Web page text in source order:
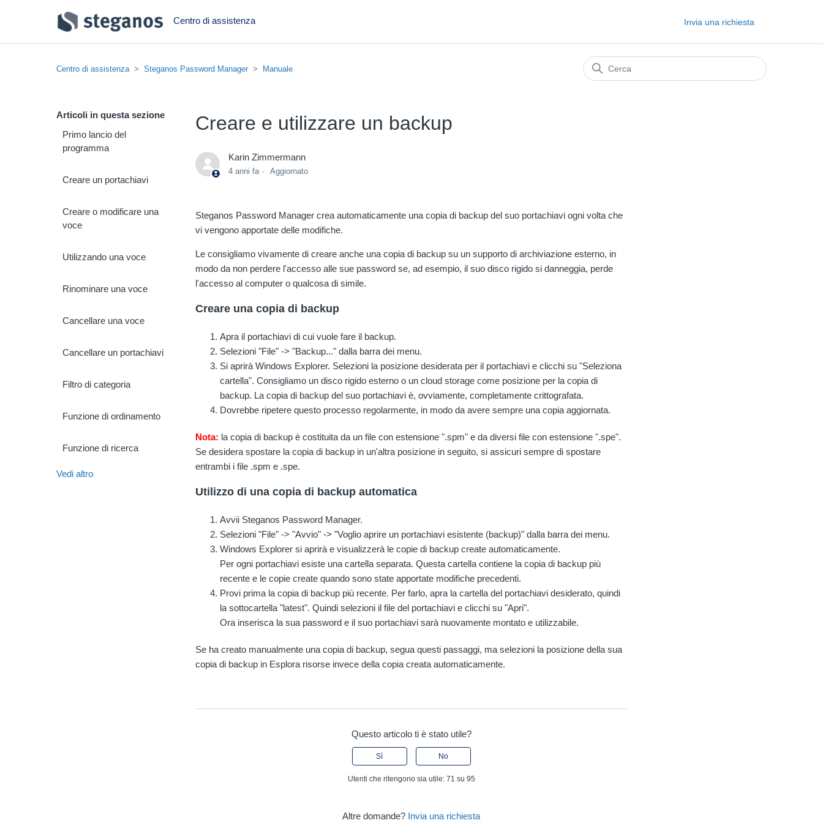
Centro di assistenza Invia una richiesta
Centro di assistenza Steganos Password Manager Manuale
Articoli in questa sezione
Primo lancio del
programma
Creare un portachiavi
Creare o modificare una
voce
Utilizzando una voce
Rinominare una voce
Cancellare una voce
Cancellare un portachiavi
Filtro di categoria
Funzione di ordinamento
Funzione di ricerca
Vedi altro
Creare e utilizzare un backup
Karin Zimmermann
4 anni fa Aggiornato
Steganos Password Manager crea automaticamente una copia di backup del suo portachiavi ogni volta che
vi vengono apportate delle modifiche.
Le consigliamo vivamente di creare anche una copia di backup su un supporto di archiviazione esterno, in
modo da non perdere l'accesso alle sue password se, ad esempio, il suo disco rigido si danneggia, perde
l'accesso al computer o qualcosa di simile.
Creare una copia di backup
Apra il portachiavi di cui vuole fare il backup.
Selezioni "File" -> "Backup..." dalla barra dei menu.
Si aprirà Windows Explorer. Selezioni la posizione desiderata per il portachiavi e clicchi su "Seleziona
cartella". Consigliamo un disco rigido esterno o un cloud storage come posizione per la copia di
backup. La copia di backup del suo portachiavi è, ovviamente, completamente crittografata.
Dovrebbe ripetere questo processo regolarmente, in modo da avere sempre una copia aggiornata.
Nota: la copia di backup è costituita da un file con estensione ".spm" e da diversi file con estensione ".spe".
Se desidera spostare la copia di backup in un'altra posizione in seguito, si assicuri sempre di spostare
entrambi i file .spm e .spe.
Utilizzo di una copia di backup automatica
Avvii Steganos Password Manager.
Selezioni "File" -> "Avvio" -> "Voglio aprire un portachiavi esistente (backup)" dalla barra dei menu.
Windows Explorer si aprirà e visualizzerà le copie di backup create automaticamente.
Per ogni portachiavi esiste una cartella separata. Questa cartella contiene la copia di backup più
recente e le copie create quando sono state apportate modifiche precedenti.
Provi prima la copia di backup più recente. Per farlo, apra la cartella del portachiavi desiderato, quindi
la sottocartella "latest". Quindi selezioni il file del portachiavi e clicchi su "Apri".
Ora inserisca la sua password e il suo portachiavi sarà nuovamente montato e utilizzabile.
Se ha creato manualmente una copia di backup, segua questi passaggi, ma selezioni la posizione della sua
copia di backup in Esplora risorse invece della copia creata automaticamente.
Questo articolo ti è stato utile?
Sì No
Utenti che ritengono sia utile: 71 su 95
Altre domande? Invia una richiesta